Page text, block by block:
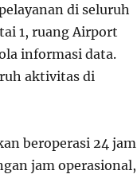
di seluruh
1, ruang Airport
informasi data.
aktivitas di
beroperasi 24
jam operasional,